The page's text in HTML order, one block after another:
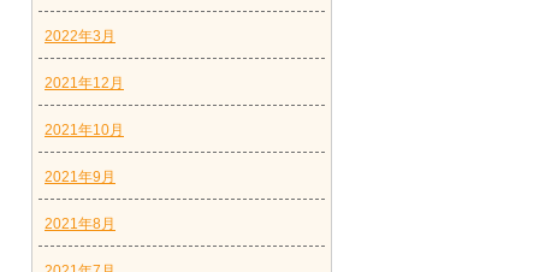
2022年3月
2021年12月
2021年10月
2021年9月
2021年8月